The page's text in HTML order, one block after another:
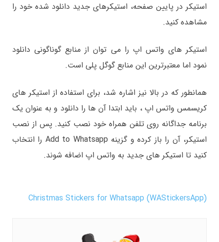
استیکر در پایین صفحه، استیکرهای جدید دانلود شده خود را
مشاهده کنید.
استیکر های واتس اپ را می توان از منابع گوناگونی دانلود
نمود اما معتبرترین این منابع گوگل پلی است.
همانطور که در بالا نیز اشاره شد، برای استفاده از استیکر های
کریسمس واتس اپ ، باید ابتدا آن ها را دانلود و به عنوان یک
برنامه جداگانه روی تلفن همراه خود نصب کنید. پس از نصب
استیکر، آن را باز کرده و گزینه Add to Whatsapp را انتخاب
کنید تا استیکر های جدید به واتس اپ اضافه شوند.
Christmas Stickers for Whatsapp (WAStickersApp)